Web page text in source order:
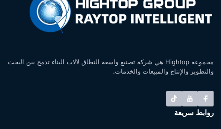
مجموعة Hightop هي شركة تصنيع واسعة النطاق لآلات البناء تدمج بين البحث
والتطوير والإنتاج والمبيعات والخدمات.
روابط سريعة